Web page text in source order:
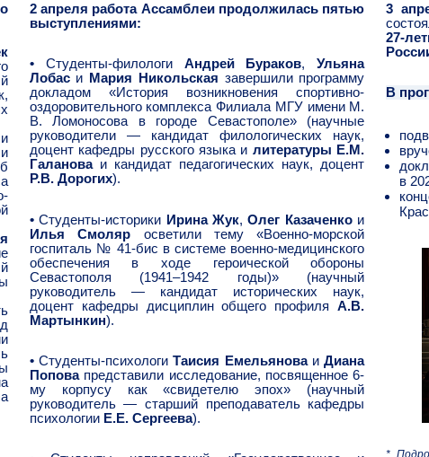
и
2 апреля работа Ассамблеи продолжилась пятью
выступлениями:
•Студенты-филологи Андрей Бураков,Ульяна
Лобаси Мария Никольская завершили программу
докладом «История возникновения спортивно-
оздоровительного комплекса Филиала МГУ имени М.
В. Ломоносова в городе Севастополе» (научные
руководители — кандидат филологических наук,
доцент кафедры русского языка и литературы Е.М.
Галановаи кандидат педагогических наук, доцент
Р.В. Дорогих).
•Студенты-историки Ирина Жук,Олег Казаченкои
Илья Смоляр осветили тему «Военно-морской
госпиталь № 41-бис в системе военно-медицинского
обеспечения в ходе героической обороны
Севастополя (1941–1942 годы)» (научный
руководитель — кандидат исторических наук,
доцент кафедры дисциплин общего профиляА.В.
Мартынкин).
•Студенты-психологиТаисия ЕмельяноваиДиана
Поповапредставили исследование, посвященное 6-
му корпусу как «свидетелю эпох» (научный
руководитель — старший преподаватель кафедры
психологии Е.Е. Сергеева).
3
27-
В
в
*